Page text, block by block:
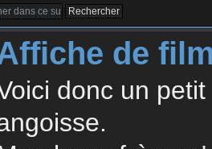
de
donc un